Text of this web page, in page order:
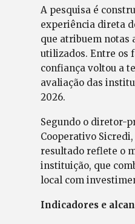
A pesquisa é
experiência direta
que atribuem notas
utilizados. Entre os
confiança voltou a
avaliação das
2026.
Segundo o diretor-
Cooperativo Sicredi,
resultado reflete o
instituição, que
local com
Indicadores e